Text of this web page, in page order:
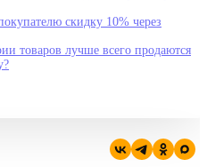
скидку 10% через
товаров лучше всего продаются